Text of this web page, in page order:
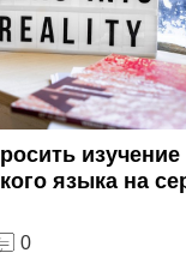
изучение
языка на
0